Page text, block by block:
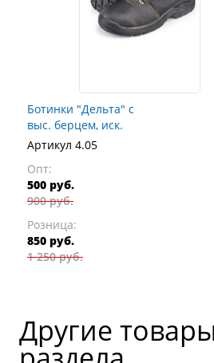
Ботинки "Дельта" с
выс. берцем, иск.
мех.
Артикул 4.05
Опт:
500 руб.
900 руб.
Розница:
850 руб.
1 250 руб.
Другие